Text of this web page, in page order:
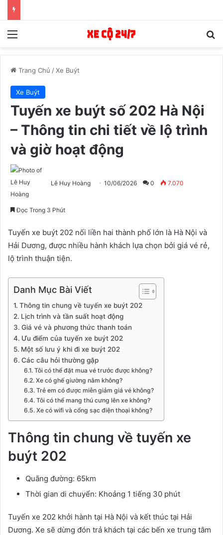
Menu
Trang Chủ /Xe Buýt
Xe Buýt
Tuyến xe buýt số 202 Hà Nội
– Thông tin chi tiết về lộ trình
và giờ hoạt động
Lê Huy Hoàng 10/06/2026 0 7.070
Đọc Trong 3 Phút
Tuyến xe buýt 202 nối liền hai thành phố lớn là Hà Nội và
Hải Dương, được nhiều hành khách lựa chọn bởi giá vé rẻ,
lộ trình thuận tiện.
Danh Mục Bài Viết
Thông tin chung về tuyến xe buýt 202
Lịch trình và tần suất hoạt động
Giá vé và phương thức thanh toán
Ưu điểm của tuyến xe buýt 202
Một số lưu ý khi đi xe buýt 202
Các câu hỏi thường gặp
Tôi có thể đặt mua vé trước được không?
Xe có ghế giường nằm không?
Trẻ em có được miễn giảm giá vé không?
Tôi có thể mang thú cưng lên xe không?
Xe có wifi và cổng sạc điện thoại không?
Thông tin chung về tuyến xe
buýt 202
Quãng đường: 65km
Thời gian di chuyển: Khoảng 1 tiếng 30 phút
Tuyến xe 202 khởi hành tại Hà Nội và kết thúc tại Hải
Dương. Xe sẽ dừng đón trả khách tại các bến xe trung tâm